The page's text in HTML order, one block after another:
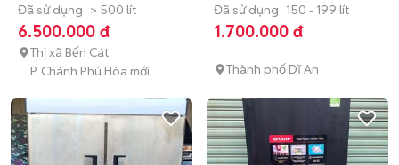
Đã sử dụng > 500 lít
6.500.000 đ
Thị xã Bến Cát
P. Chánh Phú Hòa mới
Đã sử dụng 150 - 199 lít
1.700.000 đ
Thành phố Dĩ An